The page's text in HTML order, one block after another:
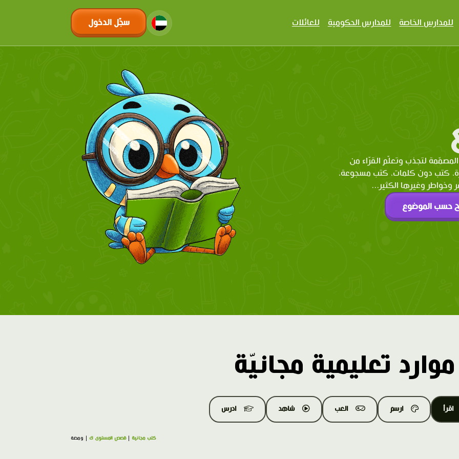
للمدارس الخاصة للمدارس الحكومية للعائلات سجّل الدخول
المصمّمة لتجذب وتعلّم القرّاء من
كتب دون كلمات، كتب مسجوعة،
وغيرها الكثير...
حسب الموضوع
موارد تعليمية مجانيّة
اقرأ ارسم العب شاهد ادرس
كتب مجانية |قصص المستوى ك | ومضة